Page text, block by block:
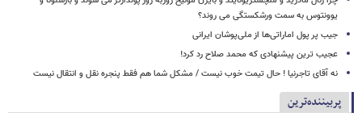
یوونتوس به سمت ورشکستگی می روند؟
جیب پر پول اماراتی‌ها از ملی‌پوشان ایرانی
عجیب ترین پیشنهادی که محمد صلاح رد کرد!
نه آقای تاجرنیا ! حال تیمت خوب نیست / مشکل شما هم فقط پنجره نقل و انتقال نیست
پربیننده‌ترین